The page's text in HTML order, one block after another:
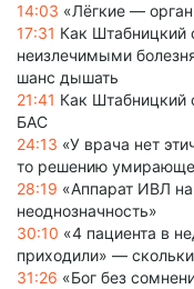
14:03 «Лёгкие —
17:31 Как Штабницкий
неизлечимыми
шанс дышать
21:41 Как
БАС
24:13 «У врача нет
то решению
28:19 «Аппарат ИВЛ
неоднозначность»
30:10 «4 пациента в
приходили» —
31:26 «Бог без